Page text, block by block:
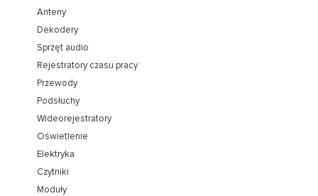
Anteny
Dekodery
Sprzęt audio
Rejestratory czasu pracy
Przewody
Podsłuchy
Wideorejestratory
Oświetlenie
Elektryka
Czytniki
Moduły